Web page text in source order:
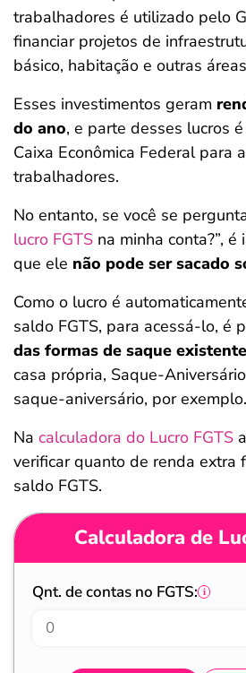
trabalhadores é utilizado pelo
financiar projetos de
básico, habitação e outras
Esses investimentos geram
do ano, e parte desses lucros
Caixa Econômica Federal para
trabalhadores.
No entanto, se você se
lucro FGTS na minha conta?”,
que ele não pode ser sacado
Como o lucro é
saldo FGTS, para acessá-lo, é
das formas de saque
casa própria, Saque-
saque-aniversário, por exemplo.
Na calculadora do Lucro FGTS
verificar quanto de renda extra
saldo FGTS.
Calculadora de
Qnt. de contas no FGTS: